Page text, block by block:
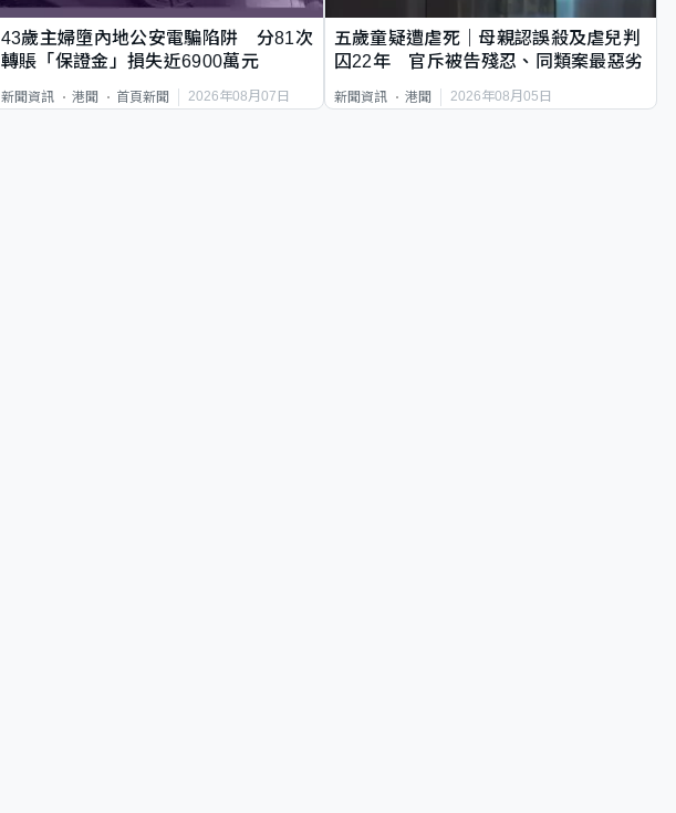
43歲主婦墮內地公安電騙陷阱 分81次
轉賬「保證金」損失近6900萬元
新聞資訊 港聞 首頁新聞 2026年08月07日
五歲童疑遭虐死｜母親認誤殺及虐兒判
囚22年 官斥被告殘忍、同類案最惡劣
新聞資訊 港聞 2026年08月05日